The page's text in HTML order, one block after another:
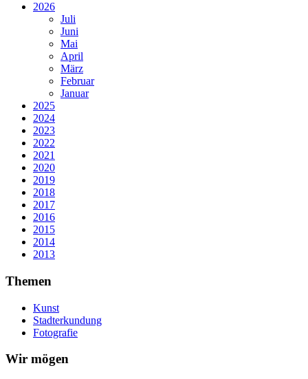
2026
Juli
Juni
Mai
April
März
Februar
Januar
2025
2024
2023
2022
2021
2020
2019
2018
2017
2016
2015
2014
2013
Themen
Kunst
Stadterkundung
Fotografie
Wir mögen